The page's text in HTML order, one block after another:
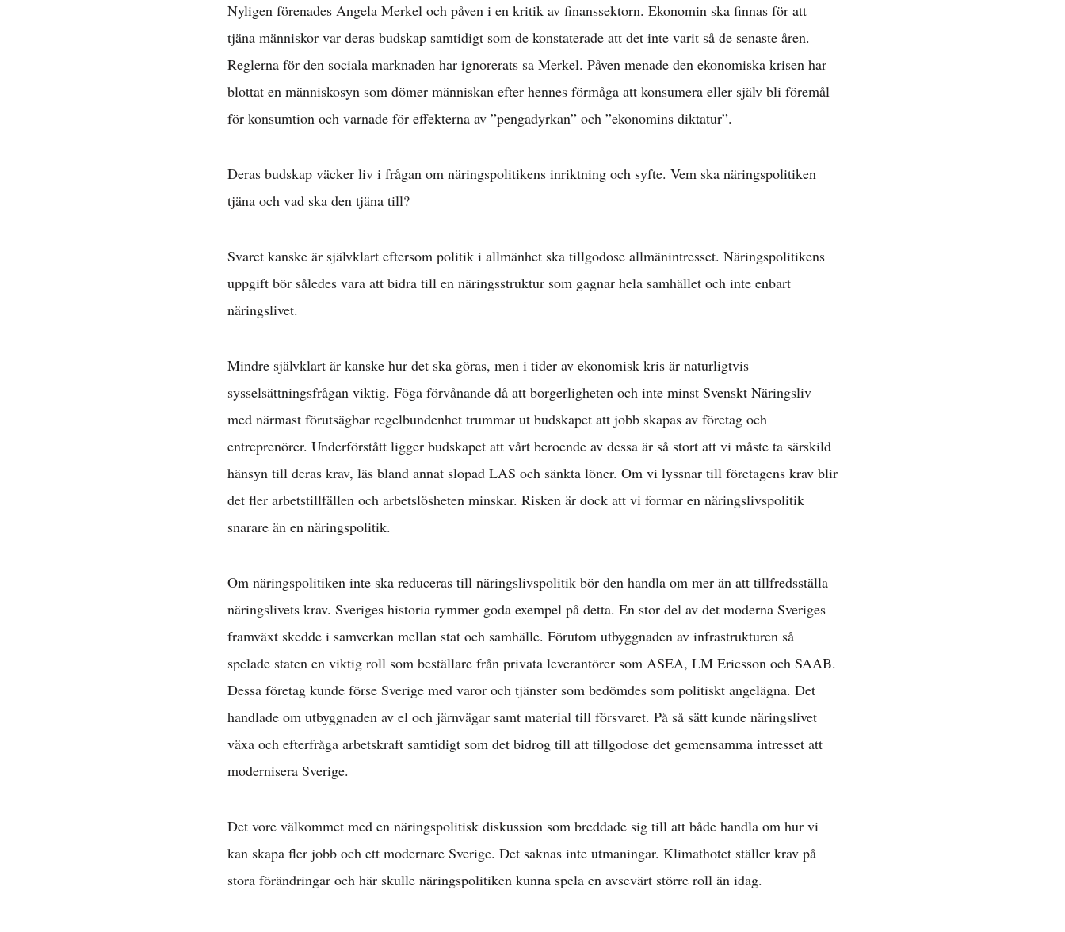
Arbetsmarknad »
Avtal löner & arbetsrätt »
Ekonomisk politik »
Internationellt »
Välfärd »
Distriktsbloggare »
Nyligen förenades Angela Merkel och påven i en kritik av finanssektorn. Ekonomin ska finnas för att
tjäna människor var deras budskap samtidigt som de konstaterade att det inte varit så de senaste åren.
Reglerna för den sociala marknaden har ignorerats sa Merkel. Påven menade den ekonomiska krisen har
blottat en människosyn som dömer människan efter hennes förmåga att konsumera eller själv bli föremål
för konsumtion och varnade för effekterna av ”pengadyrkan” och ”ekonomins diktatur”.
Deras budskap väcker liv i frågan om näringspolitikens inriktning och syfte. Vem ska näringspolitiken
tjäna och vad ska den tjäna till?
Svaret kanske är självklart eftersom politik i allmänhet ska tillgodose allmänintresset. Näringspolitikens
uppgift bör således vara att bidra till en näringsstruktur som gagnar hela samhället och inte enbart
näringslivet.
Mindre självklart är kanske hur det ska göras, men i tider av ekonomisk kris är naturligtvis
sysselsättningsfrågan viktig. Föga förvånande då att borgerligheten och inte minst Svenskt Näringsliv
med närmast förutsägbar regelbundenhet trummar ut budskapet att jobb skapas av företag och
entreprenörer. Underförstått ligger budskapet att vårt beroende av dessa är så stort att vi måste ta särskild
hänsyn till deras krav, läs bland annat slopad LAS och sänkta löner. Om vi lyssnar till företagens krav blir
det fler arbetstillfällen och arbetslösheten minskar. Risken är dock att vi formar en näringslivspolitik
snarare än en näringspolitik.
Om näringspolitiken inte ska reduceras till näringslivspolitik bör den handla om mer än att tillfredsställa
näringslivets krav. Sveriges historia rymmer goda exempel på detta. En stor del av det moderna Sveriges
framväxt skedde i samverkan mellan stat och samhälle. Förutom utbyggnaden av infrastrukturen så
spelade staten en viktig roll som beställare från privata leverantörer som ASEA, LM Ericsson och SAAB.
Dessa företag kunde förse Sverige med varor och tjänster som bedömdes som politiskt angelägna. Det
handlade om utbyggnaden av el och järnvägar samt material till försvaret. På så sätt kunde näringslivet
växa och efterfråga arbetskraft samtidigt som det bidrog till att tillgodose det gemensamma intresset att
modernisera Sverige.
Det vore välkommet med en näringspolitisk diskussion som breddade sig till att både handla om hur vi
kan skapa fler jobb och ett modernare Sverige. Det saknas inte utmaningar. Klimathotet ställer krav på
stora förändringar och här skulle näringspolitiken kunna spela en avsevärt större roll än idag.